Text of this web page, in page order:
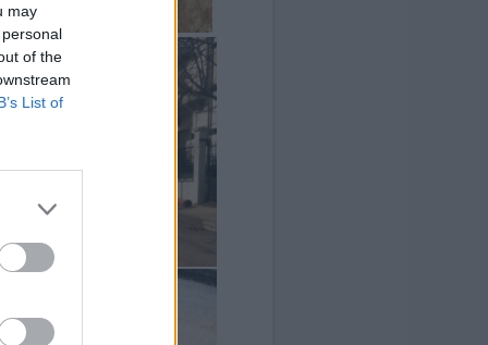
may
of the
List of